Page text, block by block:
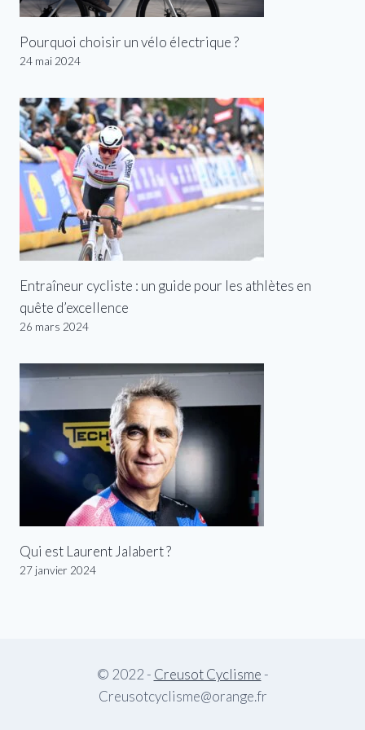
Pourquoi choisir un vélo électrique ?
24 mai 2024
Entraîneur cycliste : un guide pour les athlètes en
quête d’excellence
26 mars 2024
Qui est Laurent Jalabert ?
27 janvier 2024
© 2022 - Creusot Cyclisme -
Creusotcyclisme@orange.fr